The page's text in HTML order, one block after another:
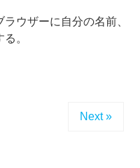
ウザーに自分の名前、
。
Next »